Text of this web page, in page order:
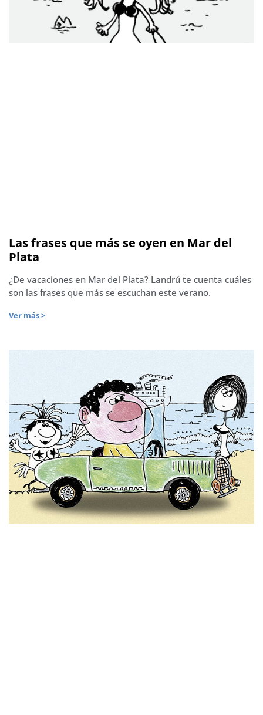
Las frases que más se oyen en Mar del
Plata
¿De vacaciones en Mar del Plata? Landrú te cuenta cuáles
son las frases que más se escuchan este verano.
Ver más >